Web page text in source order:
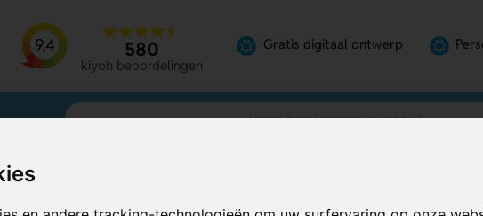
9,4 580
kiyoh beoordelingen
Gratis digitaal ontwerp